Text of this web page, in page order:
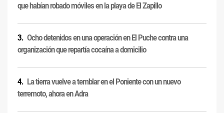
que habían robado móviles en la playa de El Zapillo
Ocho detenidos en una operación en El Puche contra una
organización que repartía cocaína a domicilio
La tierra vuelve a temblar en el Poniente con un nuevo
terremoto, ahora en Adra